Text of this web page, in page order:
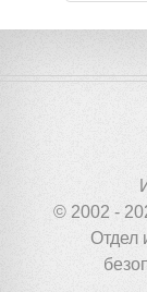
© 2002 -
Отдел